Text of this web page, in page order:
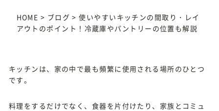
HOME > ブログ >使いやすいキッチンの間取り・レイ
アウトのポイント！冷蔵庫やパントリーの位置も解説
キッチンは、家の中で最も頻繁に使用される場所のひとつ
です。
料理をするだけでなく、食器を片付けたり、家族とコミュ